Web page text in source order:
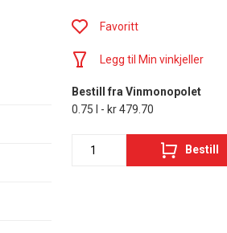
Favoritt
Legg til Min vinkjeller
Bestill fra Vinmonopolet
0.75 l - kr 479.70
Bestill